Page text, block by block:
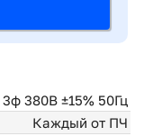
3ф 380В ±15% 50Гц
Каждый от ПЧ